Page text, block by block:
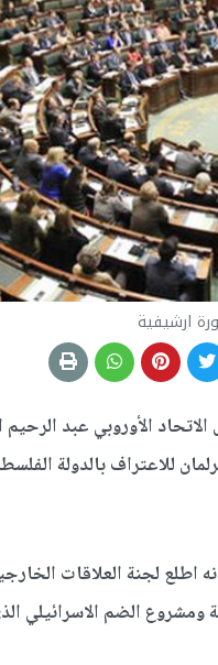
ارشيفية
الأوروبي عبد الرحيم
للاعتراف بالدولة
لجنة العلاقات
الضم الاسرائيلي